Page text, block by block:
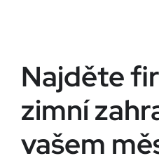
Najděte
zimní
vašem